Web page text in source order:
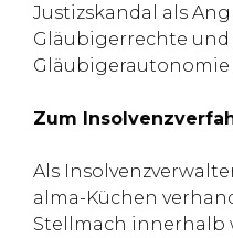
Justizskandal als
Gläubigerrechte und
Gläubigerautonomie
Zum
Als
alma-Küchen
Stellmach innerhalb